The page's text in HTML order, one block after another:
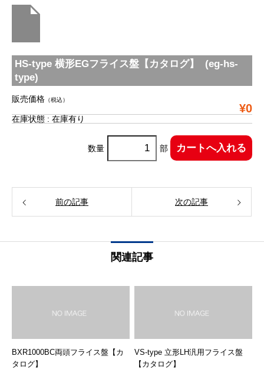
HS-type 横形EGフライス盤【カタログ】 (eg-hs-
type)
販売価格 （税込）
¥0
在庫状態 : 在庫有り
数量 部
前の記事 次の記事
関連記事
BXR1000BC両頭フライス盤【カ
タログ】
VS-type 立形LH汎用フライス盤
【カタログ】